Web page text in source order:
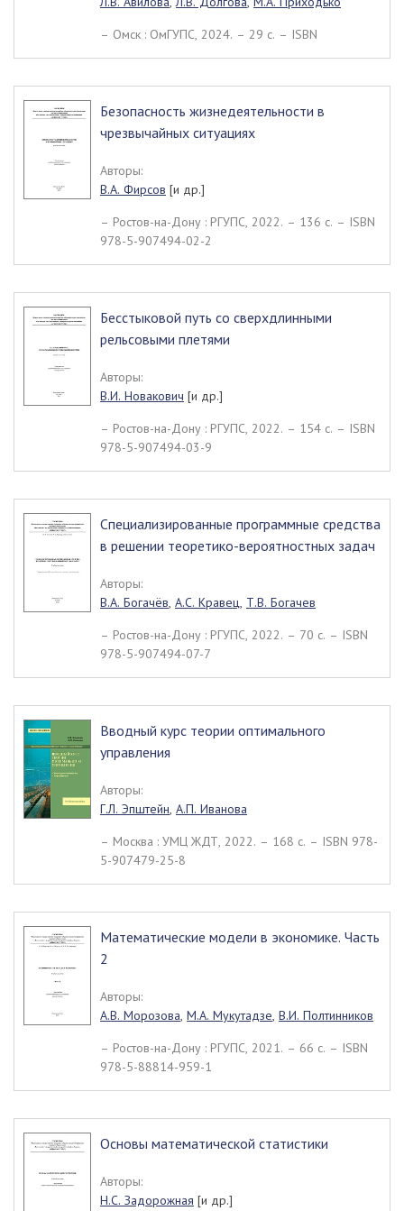
– Омск : ОмГУПС, 2024. – 29 c. – ISBN
Безопасность жизнедеятельности в
чрезвычайных ситуациях
Авторы:
В.А. Фирсов [и др.]
– Ростов-на-Дону : РГУПС, 2022. – 136 c. – ISBN
978-5-907494-02-2
Бесстыковой путь со сверхдлинными
рельсовыми плетями
Авторы:
В.И. Новакович [и др.]
– Ростов-на-Дону : РГУПС, 2022. – 154 c. – ISBN
978-5-907494-03-9
Специализированные программные средства
в решении теоретико-вероятностных задач
Авторы:
В.А. Богачёв, А.С. Кравец, Т.В. Богачев
– Ростов-на-Дону : РГУПС, 2022. – 70 c. – ISBN
978-5-907494-07-7
Вводный курс теории оптимального
управления
Авторы:
Г.Л. Эпштейн, А.П. Иванова
– Москва : УМЦ ЖДТ, 2022. – 168 c. – ISBN 978-
5-907479-25-8
Математические модели в экономике. Часть
2
Авторы:
А.В. Морозова, М.А. Мукутадзе, В.И. Полтинников
– Ростов-на-Дону : РГУПС, 2021. – 66 c. – ISBN
978-5-88814-959-1
Основы математической статистики
Авторы:
Н.С. Задорожная [и др.]